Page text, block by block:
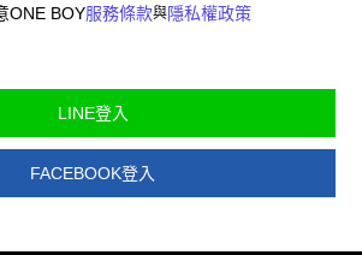
ONE BOY服務條款與隱私權政策
LINE登入
FACEBOOK登入